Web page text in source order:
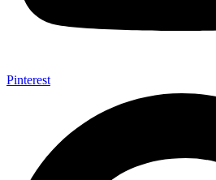
Pinterest